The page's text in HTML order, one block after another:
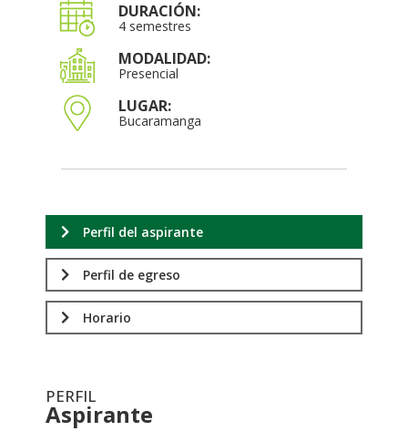
DURACIÓN:
4 semestres
MODALIDAD:
Presencial
LUGAR:
Bucaramanga
Perfil del aspirante
Perfil de egreso
Horario
PERFIL
Aspirante